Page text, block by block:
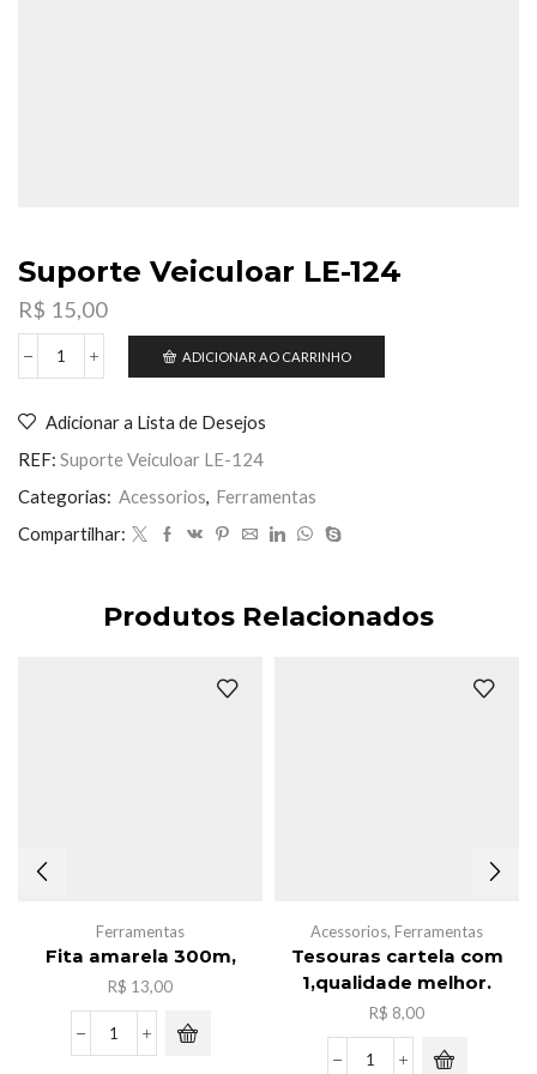
Suporte Veiculoar LE-124
R$ 15,00
Suporte
124
quantidade
ADICIONAR AO CARRINHO
Adicionar a Lista de Desejos
REF: Suporte Veiculoar LE-124
Categorias: Acessorios, Ferramentas
Compartilhar:
Produtos Relacionados
Ferramentas
Fita amarela 300m,
R$ 13,00
Fita
Acessorios, Ferramentas
Tesouras cartela com
1,qualidade melhor.
R$ 8,00
Tesouras